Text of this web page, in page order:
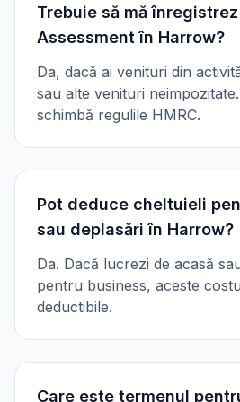
Trebuie să mă
Assessment în Harrow?
Da, dacă ai venituri din
sau alte venituri
schimbă regulile HMRC.
Pot deduce cheltuieli
sau deplasări în Harrow?
Da. Dacă lucrezi de acasă
pentru business, aceste
deductibile.
Care este termenul